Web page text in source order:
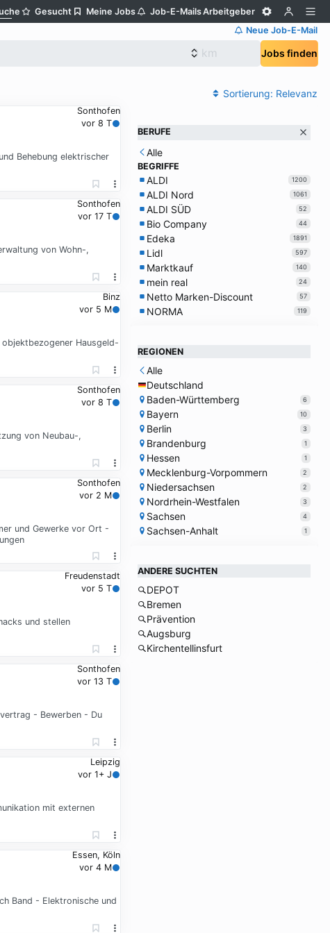
Gesucht Meine Jobs Job-E-MailsArbeitgeber
Neue Job-E-Mail
Jobs finden
Sortierung: Relevanz
Sonthofen
vor 8 T
Behebung elektrischer
Sonthofen
vor 17 T
von Wohn-,
Binz
vor 5 M
objektbezogener Hausgeld-
Sonthofen
vor 8 T
von Neubau-,
Sonthofen
vor 2 M
und Gewerke vor Ort -
Freudenstadt
vor 5 T
und stellen
Sonthofen
vor 13 T
- Bewerben - Du
Leipzig
vor 1+ J
mit externen
Essen, Köln
vor 4 M
Band - Elektronische und
BERUFE
Alle
BEGRIFFE
ALDI 1200
ALDI Nord 1061
ALDI SÜD 52
Bio Company 44
Edeka 1891
Lidl 597
Marktkauf 140
mein real 24
Netto Marken-Discount 57
NORMA 119
REGIONEN
Alle
Deutschland
Baden-Württemberg
6
Bayern 10
Berlin 3
Brandenburg 1
Hessen 1
Mecklenburg-Vorpommern 2
Niedersachsen 2
Nordrhein-Westfalen 3
Sachsen 4
Sachsen-Anhalt 1
ANDERE SUCHTEN
DEPOT
Bremen
Prävention
Augsburg
Kirchentellinsfurt